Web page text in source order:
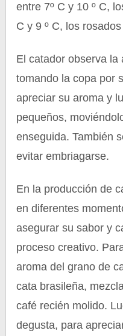
entre 7º C y 10 º C,
C y 9 º C, los
El catador observa la
tomando la copa por
apreciar su aroma y
pequeños,
enseguida. También
evitar embriagarse.
En la producción de
en diferentes
asegurar su sabor y
proceso creativo.
aroma del grano de
cata brasileña,
café recién molido.
degusta, para